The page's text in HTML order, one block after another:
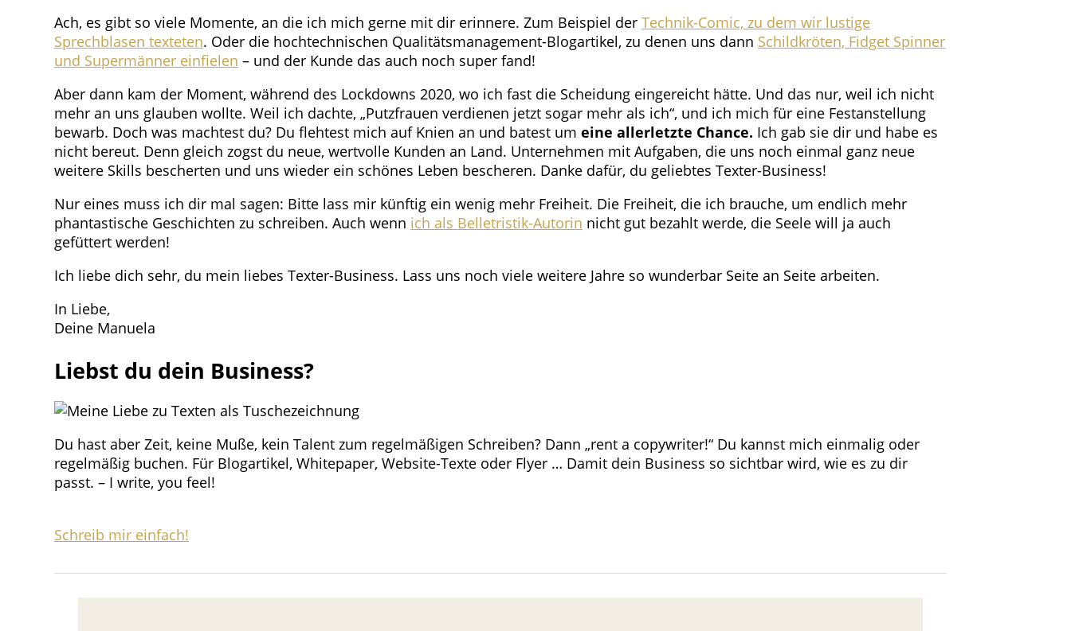
Ach, es gibt so viele Momente, an die ich mich gerne mit dir erinnere. Zum Beispiel der Technik-Comic, zu dem wir lustige
Sprechblasen texteten. Oder die hochtechnischen Qualitätsmanagement-Blogartikel, zu denen uns dann Schildkröten, Fidget Spinner
und Supermänner einfielen – und der Kunde das auch noch super fand!
Aber dann kam der Moment, während des Lockdowns 2020, wo ich fast die Scheidung eingereicht hätte. Und das nur, weil ich nicht
mehr an uns glauben wollte. Weil ich dachte, „Putzfrauen verdienen jetzt sogar mehr als ich“, und ich mich für eine Festanstellung
bewarb. Doch was machtest du? Du flehtest mich auf Knien an und batest um eine allerletzte Chance. Ich gab sie dir und habe es
nicht bereut. Denn gleich zogst du neue, wertvolle Kunden an Land. Unternehmen mit Aufgaben, die uns noch einmal ganz neue
weitere Skills bescherten und uns wieder ein schönes Leben bescheren. Danke dafür, du geliebtes Texter-Business!
Nur eines muss ich dir mal sagen: Bitte lass mir künftig ein wenig mehr Freiheit. Die Freiheit, die ich brauche, um endlich mehr
phantastische Geschichten zu schreiben. Auch wenn ich als Belletristik-Autorin nicht gut bezahlt werde, die Seele will ja auch
gefüttert werden!
Ich liebe dich sehr, du mein liebes Texter-Business. Lass uns noch viele weitere Jahre so wunderbar Seite an Seite arbeiten.
In Liebe,
Deine Manuela
Liebst du dein Business?
Du hast aber Zeit, keine Muße, kein Talent zum regelmäßigen Schreiben? Dann „rent a copywriter!“ Du kannst mich einmalig oder
regelmäßig buchen. Für Blogartikel, Whitepaper, Website-Texte oder Flyer … Damit dein Business so sichtbar wird, wie es zu dir
passt. – I write, you feel!
Schreib mir einfach!